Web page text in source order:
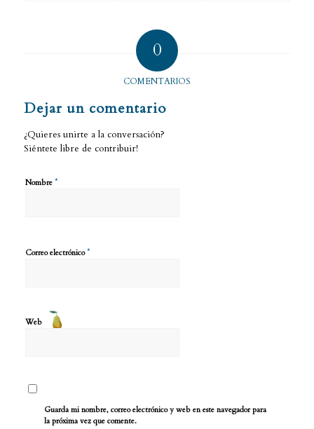
0
COMENTARIOS
Dejar un comentario
¿Quieres unirte a la conversación?
Siéntete libre de contribuir!
Nombre *
Correo electrónico*
Web
Guarda mi nombre, correo electrónico y web en este navegador para
la próxima vez que comente.